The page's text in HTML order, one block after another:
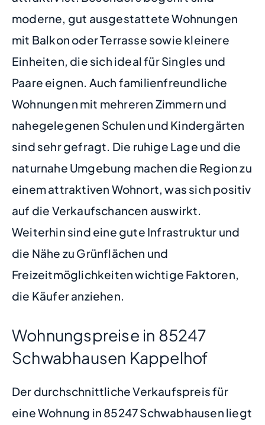
moderne, gut ausgestattete Wohnungen
mit Balkon oder Terrasse sowie kleinere
Einheiten, die sich ideal für Singles und
Paare eignen. Auch familienfreundliche
Wohnungen mit mehreren Zimmern und
nahegelegenen Schulen und Kindergärten
sind sehr gefragt. Die ruhige Lage und die
naturnahe Umgebung machen die Region zu
einem attraktiven Wohnort, was sich positiv
auf die Verkaufschancen auswirkt.
Weiterhin sind eine gute Infrastruktur und
die Nähe zu Grünflächen und
Freizeitmöglichkeiten wichtige Faktoren,
die Käufer anziehen.
Wohnungspreise in 85247
Schwabhausen Kappelhof
Der durchschnittliche Verkaufspreis für
eine Wohnung in 85247 Schwabhausen liegt